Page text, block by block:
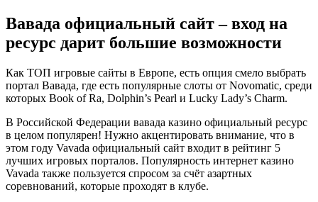
Вавада официальный сайт – вход на
ресурс дарит большие возможности
Как ТОП игровые сайты в Европе, есть опция смело выбрать
портал Вавада, где есть популярные слоты от Novomatic, среди
которых Book of Ra, Dolphin’s Pearl и Lucky Lady’s Charm.
В Российской Федерации вавада казино официальный ресурс
в целом популярен! Нужно акцентировать внимание, что в
этом году Vavada официальный сайт входит в рейтинг 5
лучших игровых порталов. Популярность интернет казино
Vavada также пользуется спросом за счёт азартных
соревнований, которые проходят в клубе.